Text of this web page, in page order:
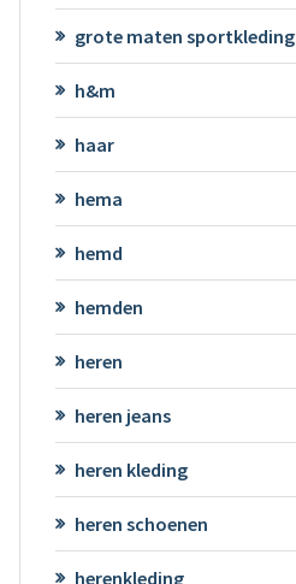
grote maten sportkleding
h&m
haar
hema
hemd
hemden
heren
heren jeans
heren kleding
heren schoenen
herenkleding